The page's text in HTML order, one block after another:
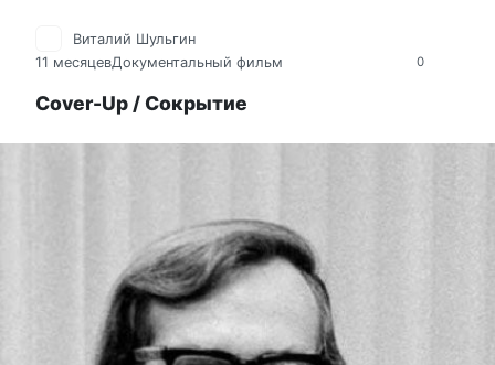
0
Виталий Шульгин
11 месяцевДокументальный фильм
Cover-Up / Сокрытие